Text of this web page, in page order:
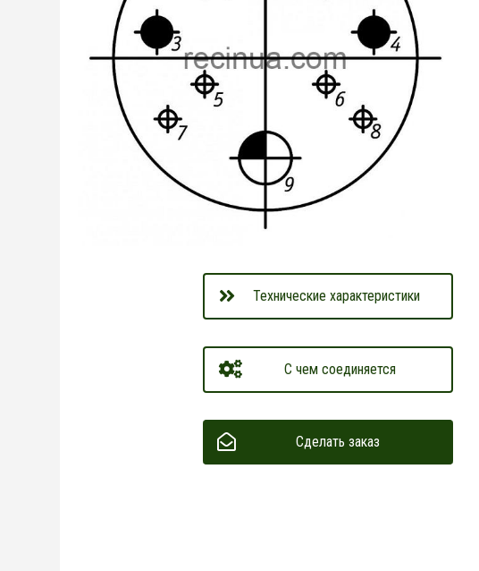
Технические характеристики
С чем соединяется
Сделать заказ